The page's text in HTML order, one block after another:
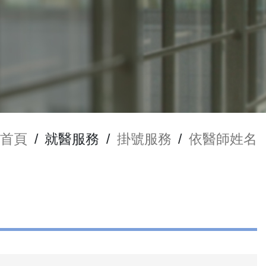
首頁 / 就醫服務 / 掛號服務 / 依醫師姓名